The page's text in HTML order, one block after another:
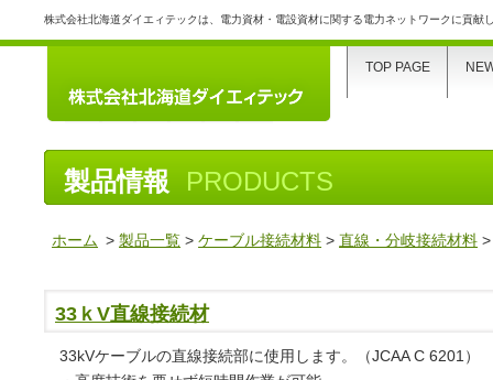
株式会社北海道ダイエィテックは、電力資材・電設資材に関する電力ネットワークに貢献
製品情報 PRODUCTS
ホーム >製品一覧 >ケーブル接続材料 >直線・分岐接続材料
33ｋV直線接続材
33kVケーブルの直線接続部に使用します。（JCAA C 6201）
TOP PAGE